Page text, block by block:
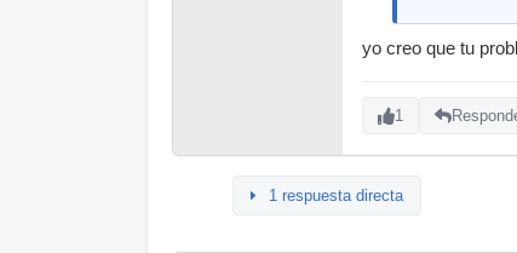
yo creo que tu
1
1 respuesta directa